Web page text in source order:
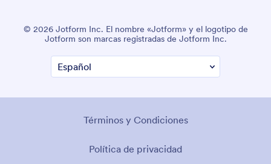
© 2026 Jotform Inc. El nombre «Jotform» y el logotipo de
Jotform son marcas registradas de Jotform Inc.
Términos y Condiciones
Política de privacidad